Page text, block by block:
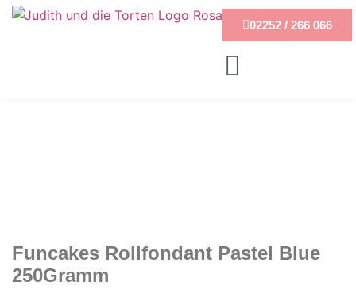
02252 / 266 066
Funcakes Rollfondant Pastel Blue
250Gramm